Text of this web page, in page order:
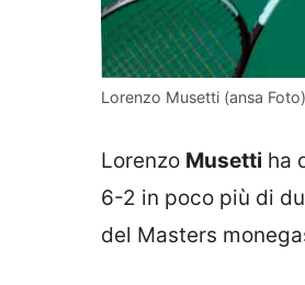
Lorenzo Musetti (ansa Foto)
Lorenzo Musetti ha
6-2 in poco più di
del Masters